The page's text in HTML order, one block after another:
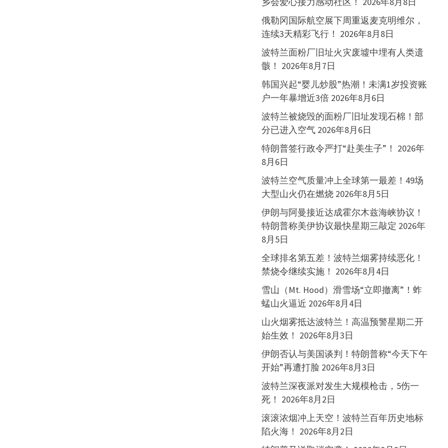
俄勒冈国际航空展下周重返麦克明维尔，
连续3天精彩飞行！ 2026年8月8日
波特兰面粉厂旧址火灾废墟中埋有人类遗
骸！ 2026年8月7日
韩国兴起“婴儿炒股”热潮！未满1岁投资账
户一年暴增近3倍 2026年8月6日
波特兰被烧毁的面粉厂旧址发现石棉！部
分已进入空气 2026年8月6日
特朗普签行政令严打“赴美生子”！ 2026年
8月6日
波特兰空气质量冲上全球第一最差！49场
大型山火仍在燃烧 2026年8月5日
伊朗与阿曼接近达成霍尔木兹海峡协议！
特朗普称美伊协议最快星期三敲定 2026年
8月5日
全球排名第五差！波特兰烟雾持续恶化！
禁烧令继续实施！ 2026年8月4日
雪山（Mt. Hood）滑雪场“立即撤离”！蚱
蜢山火逼近 2026年8月4日
山火烟雾抵达波特兰！高温预警星期二开
始生效！ 2026年8月3日
伊朗否认与美国谈判！特朗普称“今天下午
开始”再遭打脸 2026年8月3日
波特兰深夜派对发生大规模枪击，5伤一
死！ 2026年8月2日
滚滚浓烟冲上天空！波特兰百年历史地标
陷火海！ 2026年8月2日